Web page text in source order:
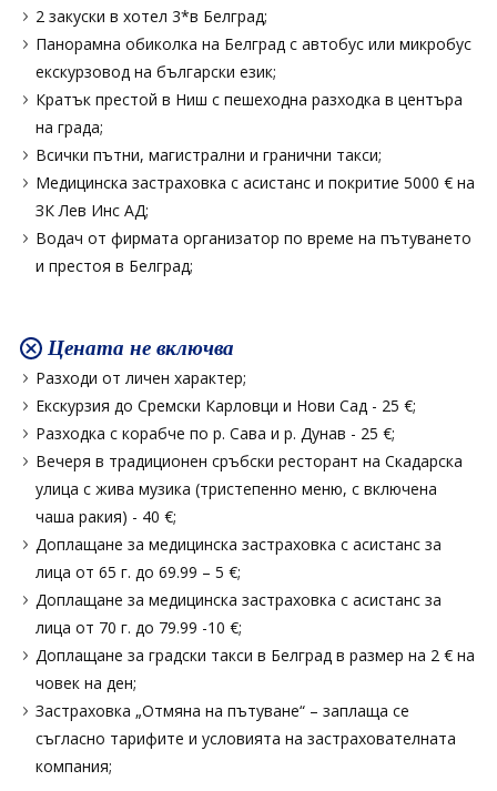
2 закуски в хотел 3*в Белград;
Панорамна обиколка на Белград с автобус или микробус
екскурзовод на български език;
Кратък престой в Ниш с пешеходна разходка в центъра
на града;
Всички пътни, магистрални и гранични такси;
Медицинска застраховка с асистанс и покритие 5000 € на
ЗК Лев Инс АД;
Водач от фирмата организатор по време на пътуването
и престоя в Белград;
Цената не включва
Разходи от личен характер;
Екскурзия до Сремски Карловци и Нови Сад - 25 €;
Разходка с корабче по р. Сава и р. Дунав - 25 €;
Вечеря в традиционен сръбски ресторант на Скадарска
улица с жива музика (тристепенно меню, с включена
чаша ракия) - 40 €;
Доплащане за медицинска застраховка с асистанс за
лица от 65 г. до 69.99 – 5 €;
Доплащане за медицинска застраховка с асистанс за
лица от 70 г. до 79.99 -10 €;
Доплащане за градски такси в Белград в размер на 2 € на
човек на ден;
Застраховка „Отмяна на пътуване“ – заплаща се
съгласно тарифите и условията на застрахователната
компания;